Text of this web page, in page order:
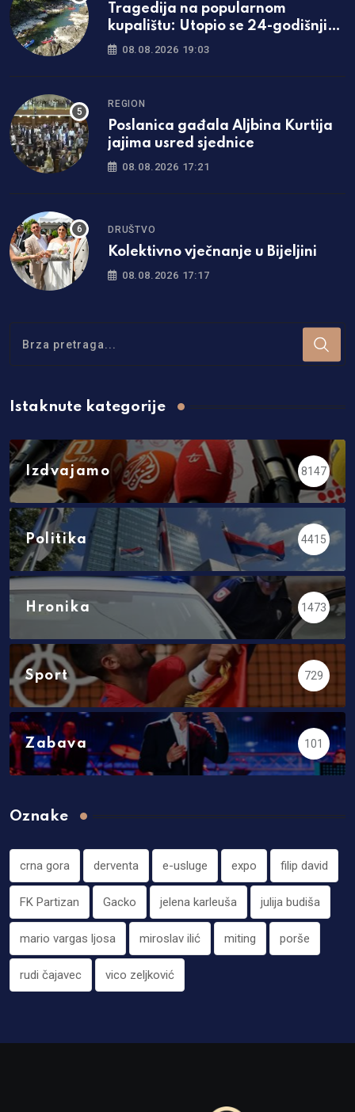
Tragedija na popularnom
kupalištu: Utopio se 24-godišnji
mladić iz Zavidovića
08.08.2026 19:03
REGION
Poslanica gađala Aljbina Kurtija
jajima usred sjednice
08.08.2026 17:21
DRUŠTVO
Kolektivno vječnanje u Bijeljini
08.08.2026 17:17
Istaknute kategorije
Izdvajamo 8147
Politika 4415
Hronika 1473
Sport 729
Zabava 101
Oznake
crna gora derventa e-usluge expo filip david
FK Partizan Gacko jelena karleuša julija budiša
mario vargas ljosa miroslav ilić miting porše
rudi čajavec vico zeljković